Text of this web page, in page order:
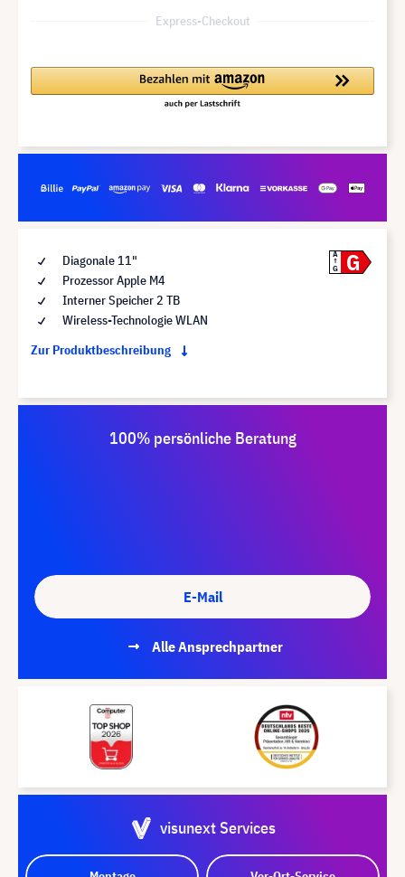
Express-Checkout
Diagonale 11"
Prozessor Apple M4
Interner Speicher 2 TB
Wireless-Technologie WLAN
Zur Produktbeschreibung
A
G
G
100% persönliche Beratung
E-Mail
Alle Ansprechpartner
visunext Services